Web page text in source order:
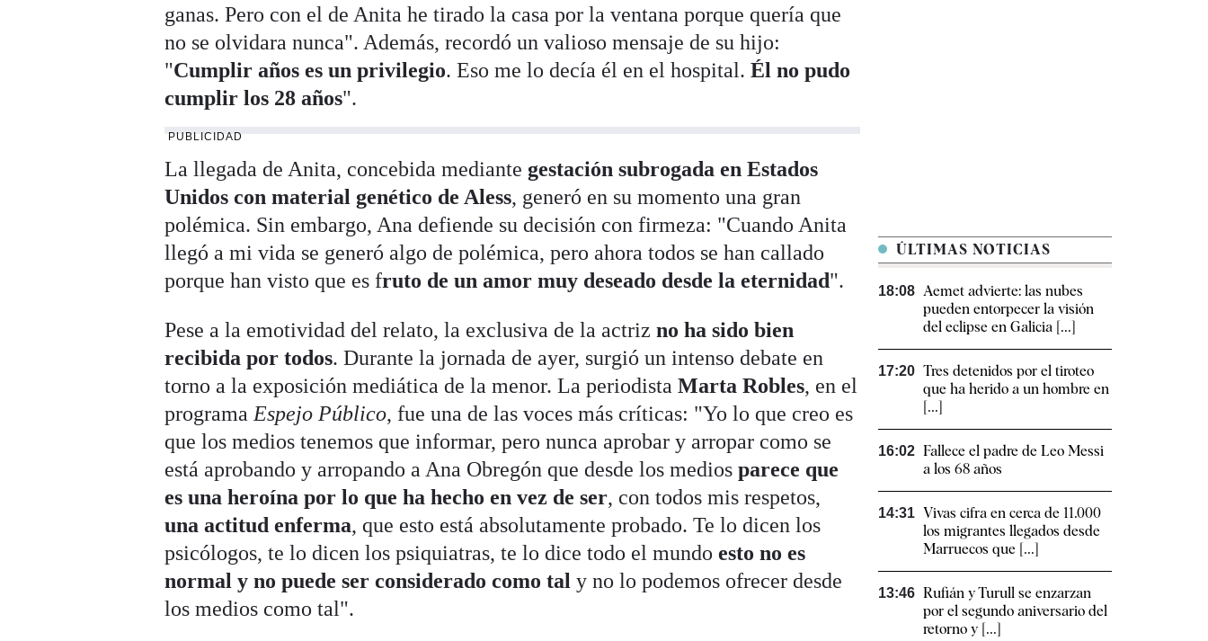
ganas. Pero con el de Anita he tirado la casa por la ventana porque quería que
no se olvidara nunca". Además, recordó un valioso mensaje de su hijo:
"Cumplir años es un privilegio. Eso me lo decía él en el hospital. Él no pudo
cumplir los 28 años".
PUBLICIDAD
La llegada de Anita, concebida mediante gestación subrogada en Estados
Unidos con material genético de Aless, generó en su momento una gran
polémica. Sin embargo, Ana defiende su decisión con firmeza: "Cuando Anita
llegó a mi vida se generó algo de polémica, pero ahora todos se han callado
porque han visto que es fruto de un amor muy deseado desde la eternidad".
Pese a la emotividad del relato, la exclusiva de la actrizno ha sido bien
recibida por todos. Durante la jornada de ayer, surgió un intenso debate en
torno a la exposición mediática de la menor. La periodistaMarta Robles, en el
programa Espejo Público, fue una de las voces más críticas: "Yo lo que creo es
que los medios tenemos que informar, pero nunca aprobar y arropar como se
está aprobando y arropando a Ana Obregón que desde los mediosparece que
es una heroína por lo que ha hecho en vez de ser, con todos mis respetos,
una actitud enferma, que esto está absolutamente probado. Te lo dicen los
psicólogos, te lo dicen los psiquiatras, te lo dice todo el mundoesto no es
normal y no puede ser considerado como taly no lo podemos ofrecer desde
los medios como tal".
ÚLTIMAS NOTICIAS
18:08 Aemet advierte: las nubes
pueden entorpecer la visión
del eclipse en Galicia [...]
17:20 Tres detenidos por el tiroteo
que ha herido a un hombre en
[...]
16:02 Fallece el padre de Leo Messi
a los 68 años
14:31 Vivas cifra en cerca de 11.000
los migrantes llegados desde
Marruecos que [...]
13:46 Rufián y Turull se enzarzan
por el segundo aniversario del
retorno y [...]